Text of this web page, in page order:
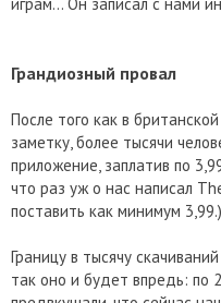
Грандиозный провал
После того как в
заметку, более тысячи
приложение, заплатив по
что раз уж о нас написал
поставить как минимум 3,99.)
Границу в тысячу
так оно и будет впредь: по